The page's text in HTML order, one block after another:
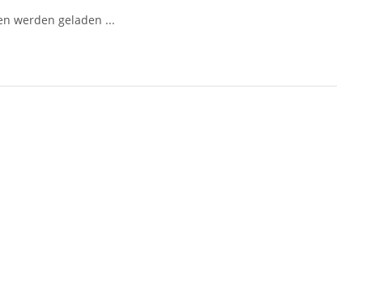
werden geladen ...